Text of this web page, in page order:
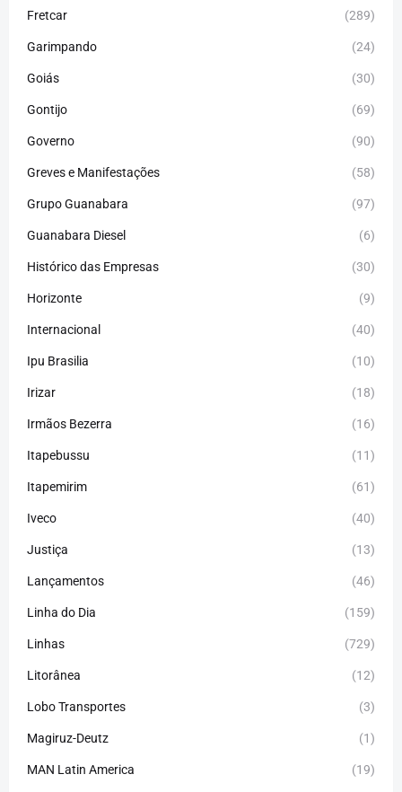
Fretcar (289)
Garimpando (24)
Goiás (30)
Gontijo (69)
Governo (90)
Greves e Manifestações (58)
Grupo Guanabara (97)
Guanabara Diesel (6)
Histórico das Empresas (30)
Horizonte (9)
Internacional (40)
Ipu Brasilia (10)
Irizar (18)
Irmãos Bezerra (16)
Itapebussu (11)
Itapemirim (61)
Iveco (40)
Justiça (13)
Lançamentos (46)
Linha do Dia (159)
Linhas (729)
Litorânea (12)
Lobo Transportes (3)
Magiruz-Deutz (1)
MAN Latin America (19)